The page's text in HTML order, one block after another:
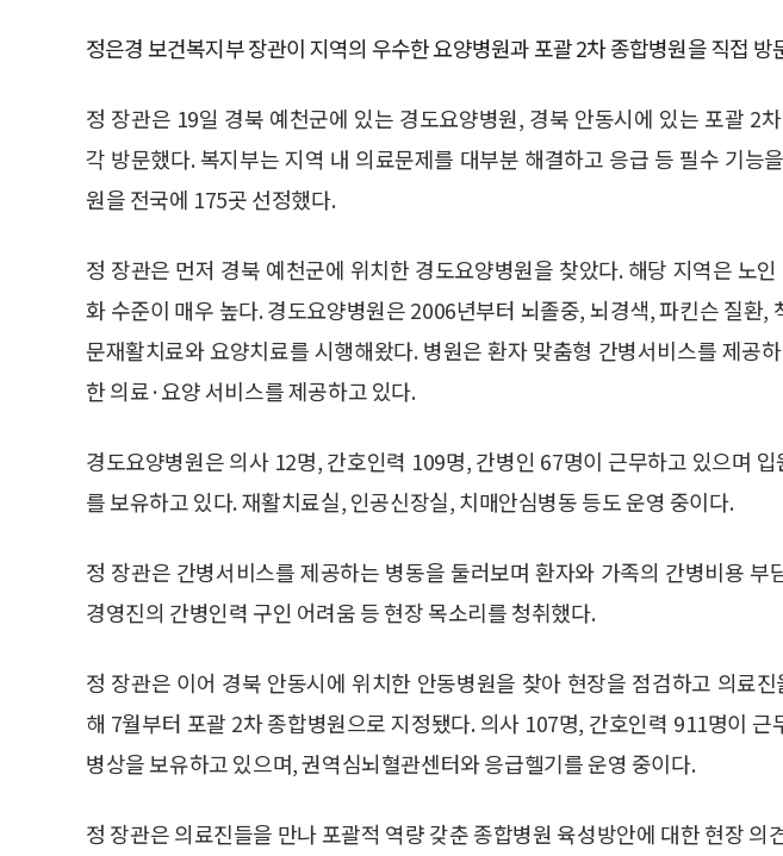
정은경 보건복지부 장관이 지역의 우수한 요양병원과 포괄 2차 종합병원을 직접 방
정 장관은 19일 경북 예천군에 있는 경도요양병원, 경북 안동시에 있는 포괄 2
각 방문했다. 복지부는 지역 내 의료문제를 대부분 해결하고 응급 등 필수 기능
원을 전국에 175곳 선정했다.
정 장관은 먼저 경북 예천군에 위치한 경도요양병원을 찾았다. 해당 지역은 노
화 수준이 매우 높다. 경도요양병원은 2006년부터 뇌졸중, 뇌경색, 파킨슨 질환,
문재활치료와 요양치료를 시행해왔다. 병원은 환자 맞춤형 간병서비스를 제공
한 의료·요양 서비스를 제공하고 있다.
경도요양병원은 의사 12명, 간호인력 109명, 간병인 67명이 근무하고 있으며
를 보유하고 있다. 재활치료실, 인공신장실, 치매안심병동 등도 운영 중이다.
정 장관은 간병서비스를 제공하는 병동을 둘러보며 환자와 가족의 간병비용 부
경영진의 간병인력 구인 어려움 등 현장 목소리를 청취했다.
정 장관은 이어 경북 안동시에 위치한 안동병원을 찾아 현장을 점검하고 의료
해 7월부터 포괄 2차 종합병원으로 지정됐다. 의사 107명, 간호인력 911명이 근
병상을 보유하고 있으며, 권역심뇌혈관센터와 응급헬기를 운영 중이다.
정 장관은 의료진들을 만나 포괄적 역량 갖춘 종합병원 육성방안에 대한 현장 의